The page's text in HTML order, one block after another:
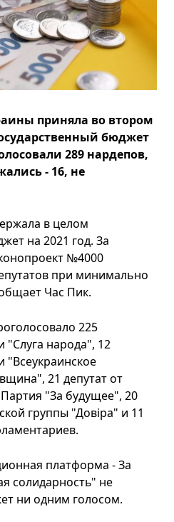
приняла во втором
бюджет
289 нардепов,
- 16, не
в целом
на 2021 год. За
№4000
при минимально
Час Пик.
225
"Слуга народа", 12
"Всеукраинское
21 депутат от
"За будущее", 20
группы "Довіра" и 11
платформа - За
солидарность" не
ни одним голосом.